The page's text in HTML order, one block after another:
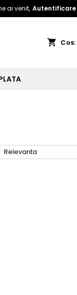
ai venit, Autentificare
shopping_cart Cos:
Relevanta